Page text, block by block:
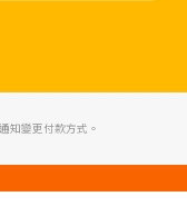
知變更付款方式。